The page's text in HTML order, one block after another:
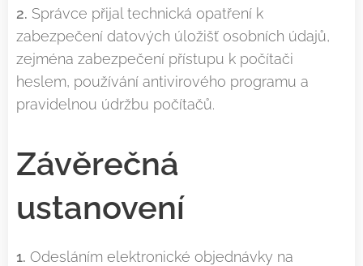
2. Správce přijal technická opatření k
zabezpečení datových úložišť osobních údajů,
zejména zabezpečení přístupu k počítači
heslem, používání antivirového programu a
pravidelnou údržbu počítačů.
Závěrečná
ustanovení
1. Odesláním elektronické objednávky na